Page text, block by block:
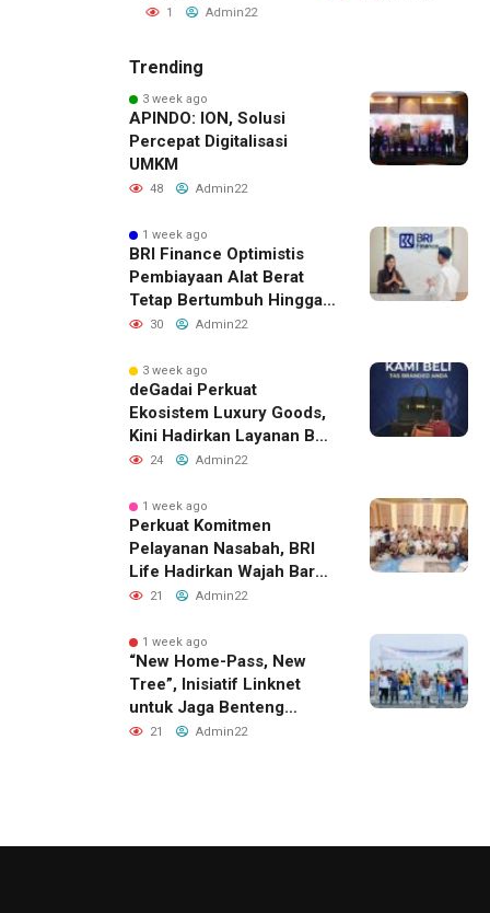
1 Admin22
Trending
3 week ago
APINDO: ION, Solusi
Percepat Digitalisasi
UMKM
48 Admin22
1 week ago
BRI Finance Optimistis
Pembiayaan Alat Berat
Tetap Bertumbuh Hingga
Akhir 2026
30 Admin22
3 week ago
deGadai Perkuat
Ekosistem Luxury Goods,
Kini Hadirkan Layanan Beli
Tas, Titip Jual, dan Gadai
24 Admin22
1 week ago
Perkuat Komitmen
Pelayanan Nasabah, BRI
Life Hadirkan Wajah Baru
Kantor Layanan di
21 Admin22
1 week ago
“New Home-Pass, New
Tree”, Inisiatif Linknet
untuk Jaga Benteng
Pesisir dan Masa Depan
21 Admin22